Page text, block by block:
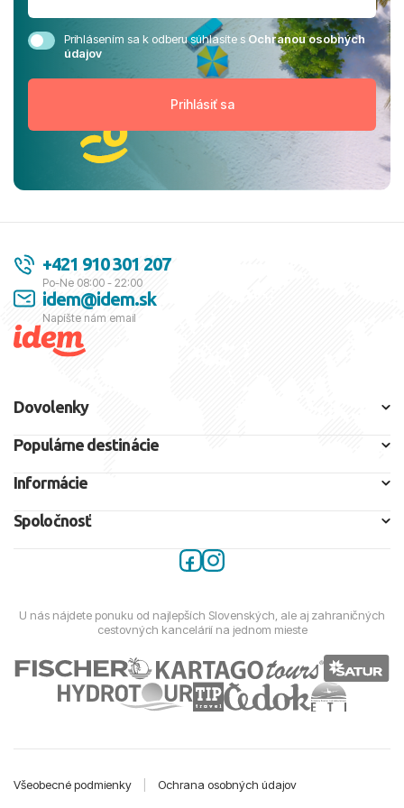
Prihlásením sa k odberu súhlasíte sOchranou osobných
údajov
+421 910 301 207
Po-Ne 08:00 - 22:00
idem@idem.sk
Napíšte nám email
Dovolenky
Populárne destinácie
Informácie
Spoločnosť
U nás nájdete ponuku od najlepších Slovenských, ale aj zahraničných
cestovných kancelárií na jednom mieste
Všeobecné podmienky Ochrana osobných údajov